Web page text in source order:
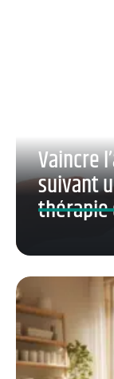
Vaincre
suivant